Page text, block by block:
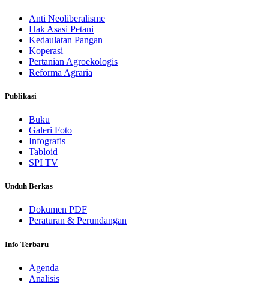
Anti Neoliberalisme
Hak Asasi Petani
Kedaulatan Pangan
Koperasi
Pertanian Agroekologis
Reforma Agraria
Publikasi
Buku
Galeri Foto
Infografis
Tabloid
SPI TV
Unduh Berkas
Dokumen PDF
Peraturan & Perundangan
Info Terbaru
Agenda
Analisis